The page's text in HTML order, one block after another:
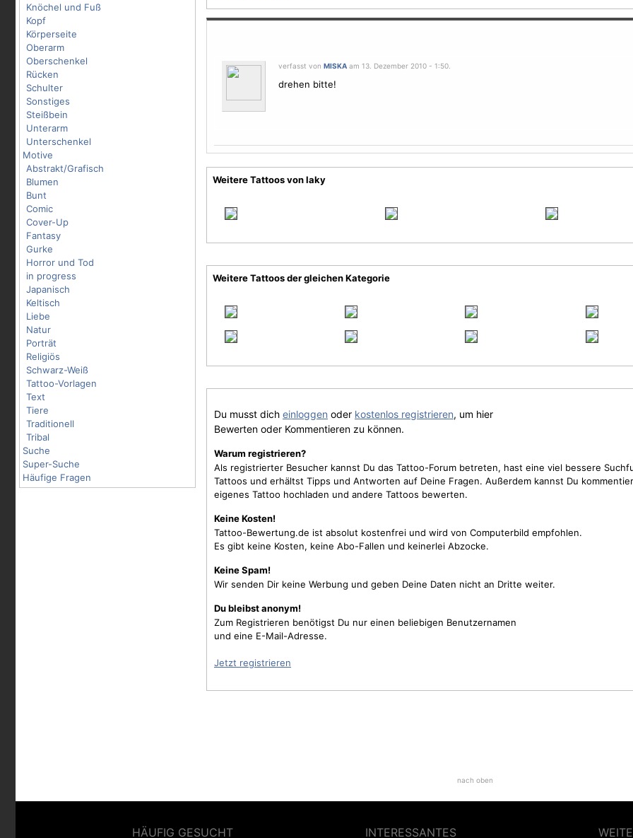
Knöchel und Fuß
Kopf
Körperseite
Oberarm
Oberschenkel
Rücken
Schulter
Sonstiges
Steißbein
Unterarm
Unterschenkel
Motive
Abstrakt/Grafisch
Blumen
Bunt
Comic
Cover-Up
Fantasy
Gurke
Horror und Tod
in progress
Japanisch
Keltisch
Liebe
Natur
Porträt
Religiös
Schwarz-Weiß
Tattoo-Vorlagen
Text
Tiere
Traditionell
Tribal
Suche
Super-Suche
Häufige Fragen
verfasst von MISKAam 13. Dezember 2010 - 1:50.
drehen bitte!
Weitere Tattoos von laky
Weitere Tattoos der gleichen Kategorie
Du musst dich einloggen oder kostenlos registrieren, um hier
Bewerten oder Kommentieren zu können.
Warum registrieren?
Als registrierter Besucher kannst Du das Tattoo-Forum betreten, hast eine viel bessere
Tattoos und erhältst Tipps und Antworten auf Deine Fragen. Außerdem kannst Du
eigenes Tattoo hochladen und andere Tattoos bewerten.
Keine Kosten!
Tattoo-Bewertung.de ist absolut kostenfrei und wird von Computerbild empfohlen.
Es gibt keine Kosten, keine Abo-Fallen und keinerlei Abzocke.
Keine Spam!
Wir senden Dir keine Werbung und geben Deine Daten nicht an Dritte weiter.
Du bleibst anonym!
Zum Registrieren benötigst Du nur einen beliebigen Benutzernamen
und eine E-Mail-Adresse.
Jetzt registrieren
nach oben
HÄUFIG GESUCHT INTERESSANTES